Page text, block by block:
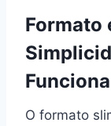
Formato
O formato